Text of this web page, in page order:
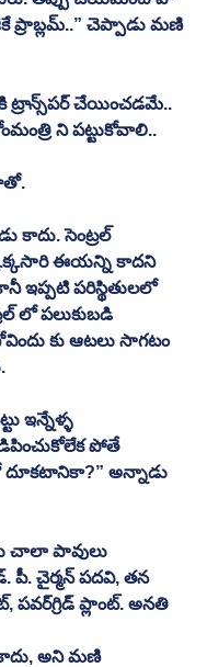
ప్రాబ్లమ్..” చెప్పాడు మణి
ని పట్టుకోవాలి..
ఈయన్ని కాదని
కు ఆటలు సాగటం
ఇన్నేళ్ళ
పోతే
అని మణి